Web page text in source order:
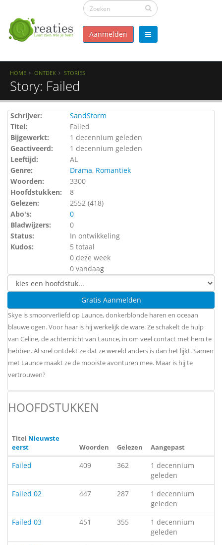
Aanmelden
HOME ONTDEK STORIES
Story: Failed
Schrijver:
SandStorm
Titel:
Failed
Bijgewerkt:
1 decennium geleden
Geactiveerd:
1 decennium geleden
Leeftijd:
AL
Genre:
Drama, Romantiek
Woorden:
3300
Hoofdstukken:
8
Gelezen:
2552 (418)
Abo's:
0
Bladwijzers:
0
Status:
In ontwikkeling
Kudos:
5 totaal
0 deze week
0 vandaag
Gratis Aanmelden
Skye is smoorverliefd op Launce, donkerblonde haren en oceaan
blauwe ogen. Voor haar is hij werkelijk de ware. Ze schakelt de hulp
van Celine, de achternicht van Launce, in om veel contact met hem te
hebben. Al snel ontdekt ze dat ze wereld anders is dan het lijkt. Samen
met Launce maakt ze de mooiste avonturen mee. Maar is hij te
vertrouwen?
HOOFDSTUKKEN
Titel Nieuwste
eerst
Woorden Gelezen Aangepast
Failed 409 362
1 decennium
geleden
Failed 02
447 287
1 decennium
geleden
Failed 03
451 355
1 decennium
geleden